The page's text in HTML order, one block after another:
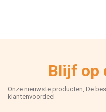
Blijf op
Onze nieuwste producten, De
klantenvoordeel